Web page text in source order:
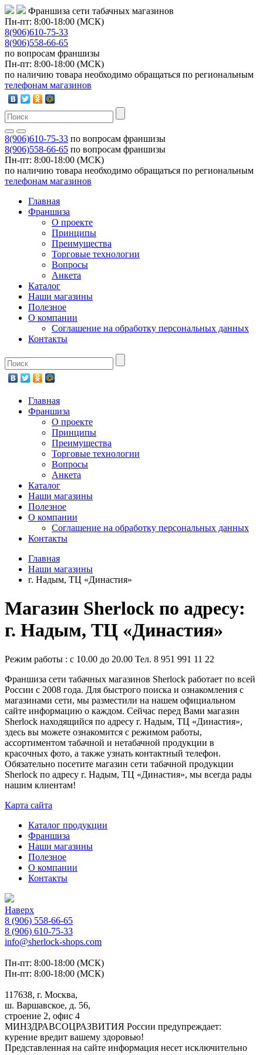
Франшиза сети табачных магазинов
Пн-пт: 8:00-18:00 (МСК)
8(906)610-75-33
8(906)558-66-65
по вопросам франшизы
Пн-пт: 8:00-18:00 (МСК)
по наличию товара необходимо обращаться по региональным
телефонам магазинов
8(906)610-75-33 по вопросам франшизы
8(906)558-66-65 по вопросам франшизы
Пн-пт: 8:00-18:00 (МСК)
по наличию товара необходимо обращаться по региональным
телефонам магазинов
Главная
Франшиза
О проекте
Принципы
Преимущества
Торговые технологии
Вопросы
Анкета
Каталог
Наши магазины
Полезное
О компании
Соглашение на обработку персональных данных
Контакты
Главная
Франшиза
О проекте
Принципы
Преимущества
Торговые технологии
Вопросы
Анкета
Каталог
Наши магазины
Полезное
О компании
Соглашение на обработку персональных данных
Контакты
Главная
Наши магазины
г. Надым, ТЦ «Династия»
Магазин Sherlock по адресу:
г. Надым, ТЦ «Династия»
Режим работы : с 10.00 до 20.00 Тел. 8 951 991 11 22
Франшиза сети табачных магазинов Sherlock работает по всей
России с 2008 года. Для быстрого поиска и ознакомления с
магазинами сети, мы разместили на нашем официальном
сайте информацию о каждом. Сейчас перед Вами магазин
Sherlock находящийся по адресу г. Надым, ТЦ «Династия»,
здесь вы можете ознакомится с режимом работы,
ассортиментом табачной и нетабачной продукции в
красочных фото, а также узнать контактный телефон.
Обязательно посетите магазин сети табачной продукции
Sherlock по адресу г. Надым, ТЦ «Династия», мы всегда рады
нашим клиентам!
Карта сайта
Каталог продукции
Франшиза
Наши магазины
Полезное
О компании
Контакты
Наверх
8 (906) 558-66-65
8 (906) 610-75-33
info@sherlock-shops.com
Пн-пт: 8:00-18:00 (МСК)
Пн-пт: 8:00-18:00 (МСК)
117638, г. Москва,
ш. Варшавское, д. 56,
строение 2, офис 4
МИНЗДРАВСОЦРАЗВИТИЯ России предупреждает:
курение вредит вашему здоровью!
Представленная на сайте информация несет исключительно